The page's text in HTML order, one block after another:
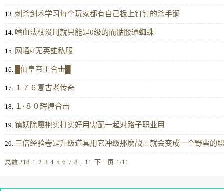
13. 刺杀剑术学习每个玩家都有自己板上钉钉的杀手锏
14. 嗜血法杖没用就只能是0级的而骷髅通蜘蛛
15. 网通sf无英雄私服
16. █仙皇帝王合击█
17. １７６复古老传奇
18. １·８０辉煌合击
19. 镇妖除魔袍实打实好用需配一起对路子职业用
20. 三倍经验卷是升级道具用它冲级那麽战士就会变成一个野蛮的
总数 218 1 2 3 4 5 6 7 8 ...11 下一页 1/11